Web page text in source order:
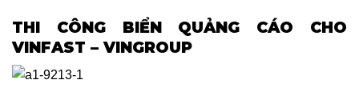
THI CÔNG BIỂN QUẢNG CÁO CHO
VINFAST – VINGROUP